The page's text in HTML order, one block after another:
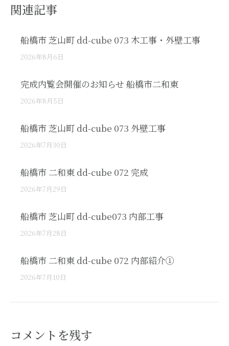
関連記事
船橋市 芝山町 dd-cube 073 木工事・外壁工事
2026年8月6日
完成内覧会開催のお知らせ 船橋市二和東
2026年8月5日
船橋市 芝山町 dd-cube 073 外壁工事
2026年7月30日
船橋市 二和東 dd-cube 072 完成
2026年7月29日
船橋市 芝山町 dd-cube073 内部工事
2026年7月28日
船橋市 二和東 dd-cube 072 内部紹介①
2026年7月10日
コメントを残す